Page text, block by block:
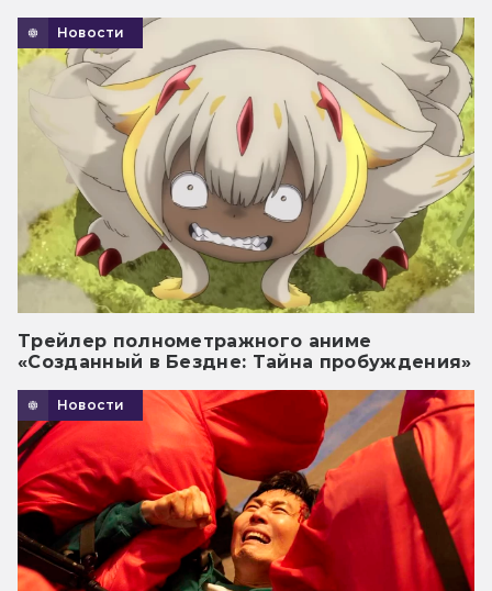
Новости
Трейлер полнометражного аниме
«Созданный в Бездне: Тайна пробуждения»
Новости